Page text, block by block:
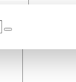
Поиск